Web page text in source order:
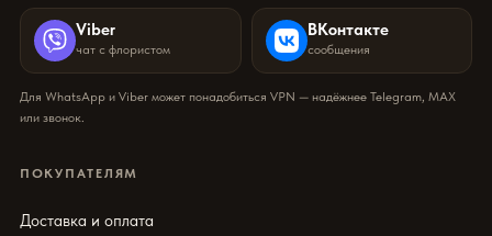
Viber
чат с флористом
ВКонтакте
сообщения
Для WhatsApp и Viber может понадобиться VPN — надёжнее Telegram, MAX
или звонок.
ПОКУПАТЕЛЯМ
Доставка и оплата